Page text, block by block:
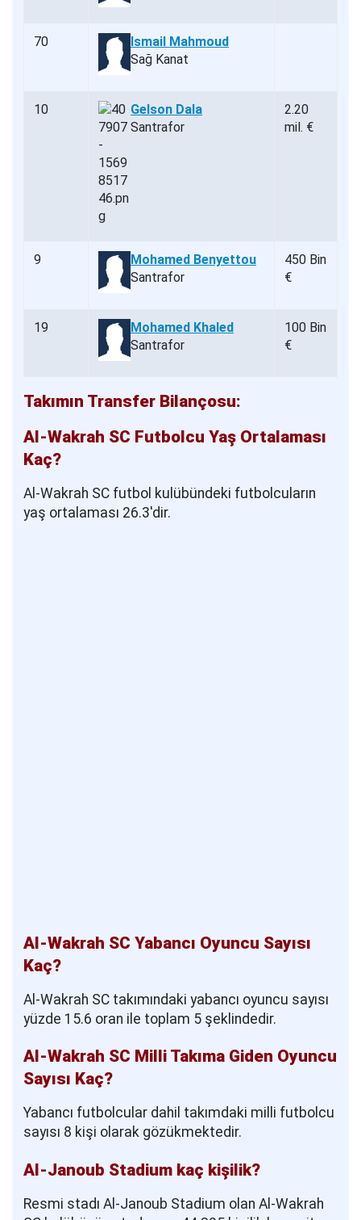
70
Ismail Mahmoud
Sağ Kanat
10
Gelson Dala
Santrafor
2.20
mil. €
9
Mohamed Benyettou
Santrafor
450 Bin
€
19
Mohamed Khaled
Santrafor
100 Bin
€
Takımın Transfer Bilançosu:
Al-Wakrah SC Futbolcu Yaş Ortalaması
Kaç?
Al-Wakrah SC futbol kulübündeki futbolcuların
yaş ortalaması 26.3'dir.
Al-Wakrah SC Yabancı Oyuncu Sayısı
Kaç?
Al-Wakrah SC takımındaki yabancı oyuncu sayısı
yüzde 15.6 oran ile toplam 5 şeklindedir.
Al-Wakrah SC Milli Takıma Giden Oyuncu
Sayısı Kaç?
Yabancı futbolcular dahil takımdaki milli futbolcu
sayısı 8 kişi olarak gözükmektedir.
Al-Janoub Stadium kaç kişilik?
Resmi stadı Al-Janoub Stadium olan Al-Wakrah